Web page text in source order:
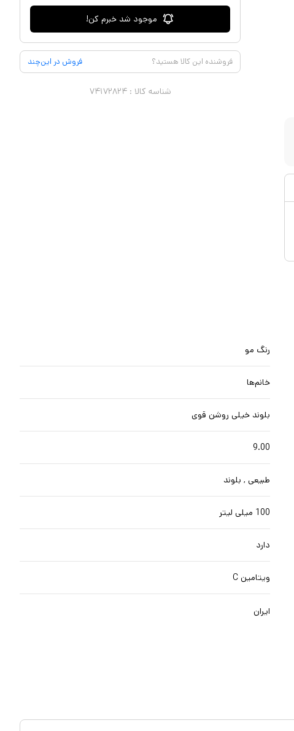
موجود شد خبرم کن!
فروشنده این کالا هستید؟ فروش در این‌چند
شناسه کالا :۷۴۱۷۲۸۲۴
رنگ مو
خانم‌ها
بلوند خیلی روشن قوی
9.00
طبیعی , بلوند
100 میلی لیتر
دارد
ویتامین C
ایران